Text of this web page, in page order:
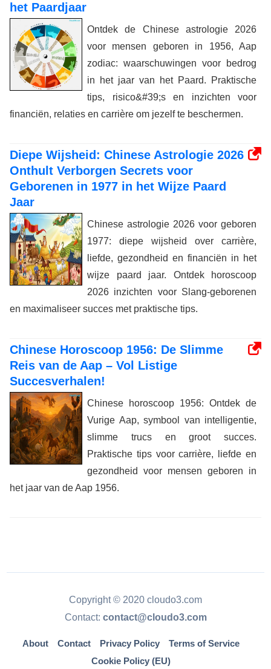
het Paardjaar
Ontdek de Chinese astrologie 2026
voor mensen geboren in 1956, Aap
zodiac: waarschuwingen voor bedrog
in het jaar van het Paard. Praktische
tips, risico&#39;s en inzichten voor
financiën, relaties en carrière om jezelf te beschermen.
Diepe Wijsheid: Chinese Astrologie 2026
Onthult Verborgen Secrets voor
Geborenen in 1977 in het Wijze Paard
Jaar
Chinese astrologie 2026 voor geboren
1977: diepe wijsheid over carrière,
liefde, gezondheid en financiën in het
wijze paard jaar. Ontdek horoscoop
2026 inzichten voor Slang-geborenen
en maximaliseer succes met praktische tips.
Chinese Horoscoop 1956: De Slimme
Reis van de Aap – Vol Listige
Succesverhalen!
Chinese horoscoop 1956: Ontdek de
Vurige Aap, symbool van intelligentie,
slimme trucs en groot succes.
Praktische tips voor carrière, liefde en
gezondheid voor mensen geboren in
het jaar van de Aap 1956.
Copyright © 2020 cloudo3.com
Contact: contact@cloudo3.com
About Contact Privacy Policy
Terms of Service
Cookie Policy (EU)